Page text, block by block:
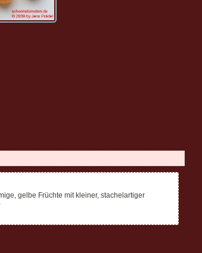
gelbe Früchte mit kleiner, stachelartiger